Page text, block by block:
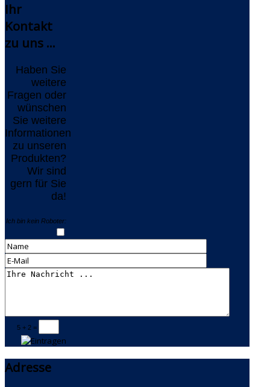
Ihr
Kontakt
zu uns ...
Haben Sie
weitere
Fragen oder
wünschen
Sie weitere
Informationen
zu unseren
Produkten?
Wir sind
gern für Sie
da!
Ich bin kein Roboter:
5 + 2 =
Adresse